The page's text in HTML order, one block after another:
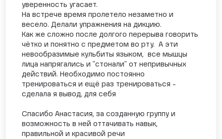
уверенность угасает.
На встрече время пролетело незаметно и
весело. Делали упражнения на дикцию.
Как же сложно после долгого перерыва говорить
чётко и понятно с предметом во рту. А эти
невообразимые кульбиты языком, все мышцы
лица напрягались и "стонали" от непривычных
действий. Необходимо постоянно
тренироваться и ещё раз тренироваться -
сделала я вывод, для себя
Спасибо Анастасия, за созданную группу и
возможность в ней оттачивать навык,
правильной и красивой речи